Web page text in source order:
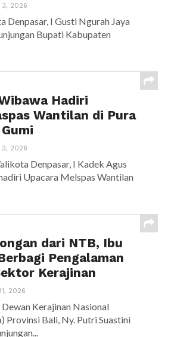
3, 2026
Denpasar, I Gusti Ngurah Jaya
Bupati Kabupaten
Hadiri
Wantilan di Pura
3, 2026
Denpasar, I Kadek Agus
Upacara Melspas Wantilan
dari NTB, Ibu
Pengalaman
Kerajinan
2026
Kerajinan Nasional
Provinsi Bali, Ny. Putri Suastini